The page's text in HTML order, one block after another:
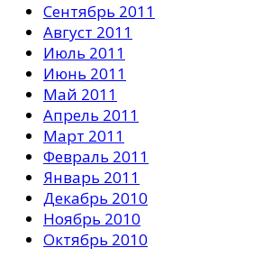
Сентябрь 2011
Август 2011
Июль 2011
Июнь 2011
Май 2011
Апрель 2011
Март 2011
Февраль 2011
Январь 2011
Декабрь 2010
Ноябрь 2010
Октябрь 2010